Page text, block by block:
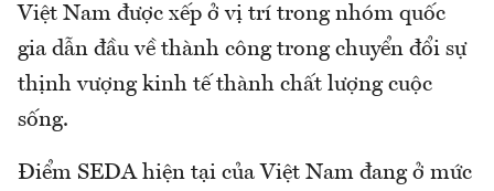
Việt Nam được xếp ở vị trí trong nhóm quốc
gia dẫn đầu về thành công trong chuyển đổi sự
thịnh vượng kinh tế thành chất lượng cuộc
sống.
Điểm SEDA hiện tại của Việt Nam đang ở mức